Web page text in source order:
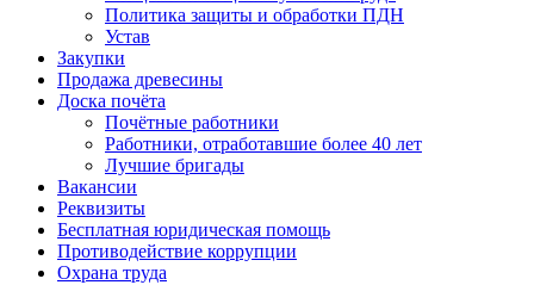
Политика защиты и обработки ПДН
Устав
Закупки
Продажа древесины
Доска почёта
Почётные работники
Работники, отработавшие более 40 лет
Лучшие бригады
Вакансии
Реквизиты
Бесплатная юридическая помощь
Противодействие коррупции
Охрана труда